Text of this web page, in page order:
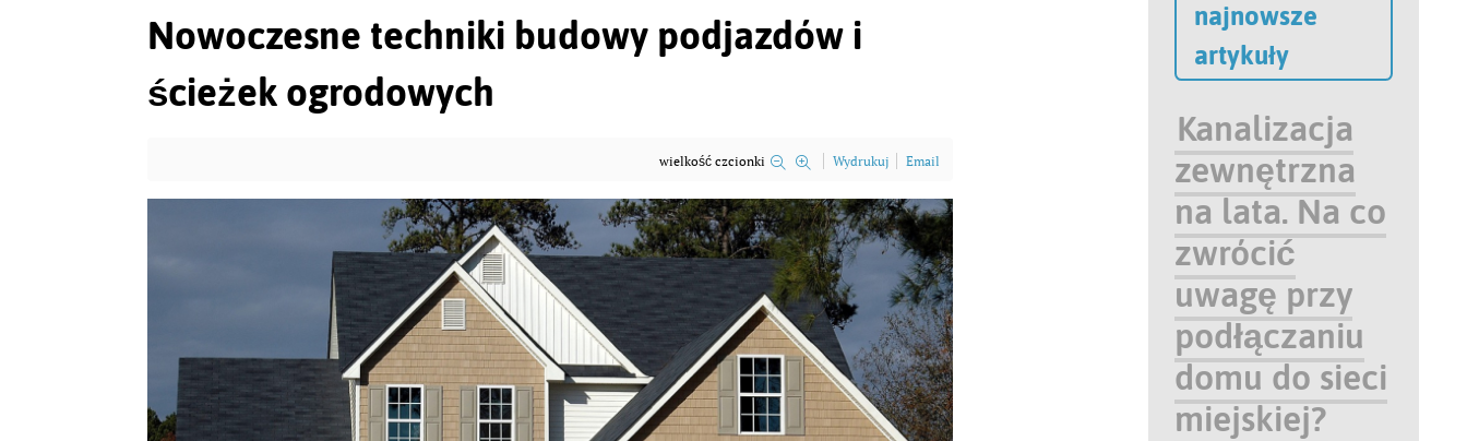
Nowoczesne techniki budowy podjazdów i
ścieżek ogrodowych
wielkość czcionki Wydrukuj Email
najnowsze
artykuły
Kanalizacja
zewnętrzna
na lata. Na co
zwrócić
uwagę przy
podłączaniu
domu do sieci
miejskiej?